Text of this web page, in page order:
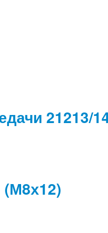
21213/